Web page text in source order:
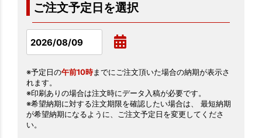
ご注文予定日を選択
※予定日の午前10時までにご注文頂いた場合の納期が表示さ
れます。
※印刷ありの場合は注文時にデータ入稿が必要です。
※希望納期に対する注文期限を確認したい場合は、 最短納期
が希望納期になるように、ご注文予定日を変更してくださ
い。